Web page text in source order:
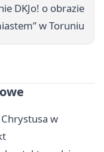
DKJo! o obrazie
w Toruniu
w